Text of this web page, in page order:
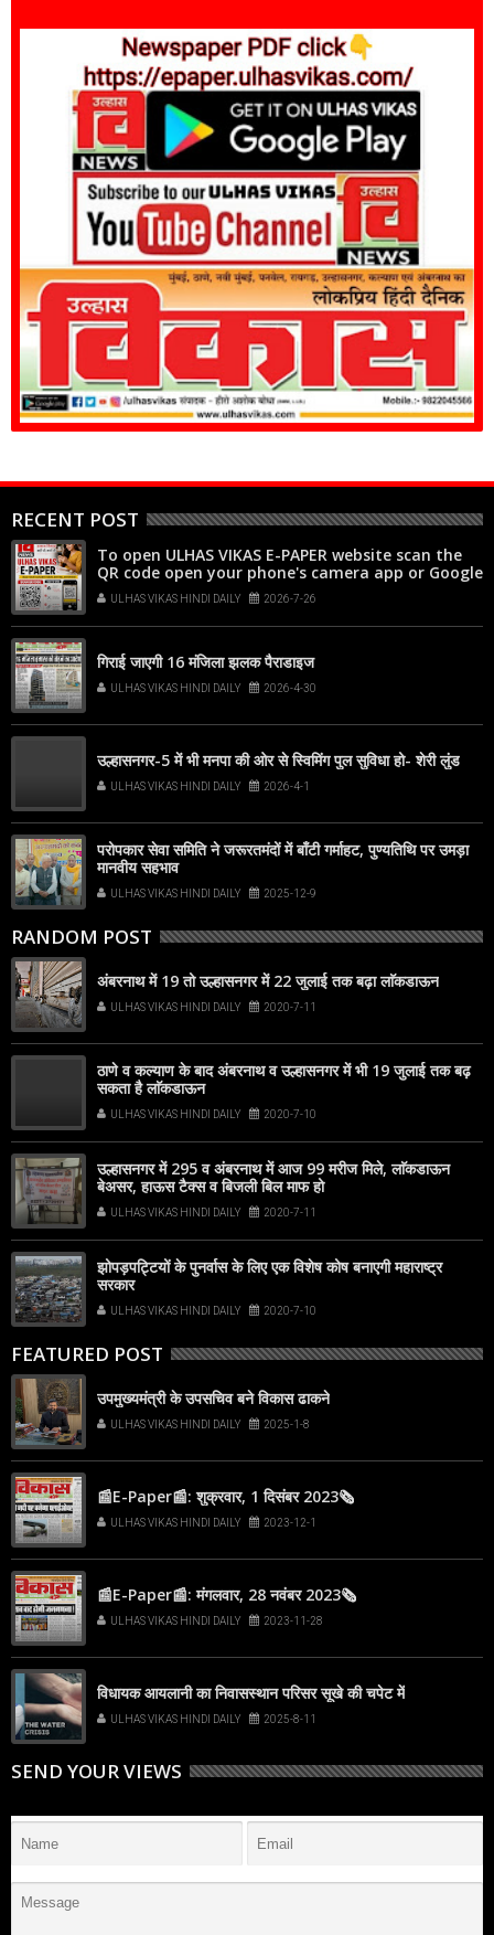
RECENT POST
To open ULHAS VIKAS E-PAPER website scan the
QR code open your phone's camera app or Google
Lens, point it at the code, and tap the web link
popup that appears on your screen
ULHAS VIKAS HINDI DAILY 2026-7-26
गिराई जाएगी 16 मंजिला झलक पैराडाइज
ULHAS VIKAS HINDI DAILY 2026-4-30
उल्हासनगर-5 में भी मनपा की ओर से स्विमिंग पुल सुविधा हो- शेरी लुंड
ULHAS VIKAS HINDI DAILY 2026-4-1
परोपकार सेवा समिति ने जरूरतमंदों में बाँटी गर्माहट, पुण्यतिथि पर उमड़ा
मानवीय सहभाव
ULHAS VIKAS HINDI DAILY 2025-12-9
RANDOM POST
अंबरनाथ में 19 तो उल्हासनगर में 22 जुलाई तक बढ़ा लाॅकडाऊन
ULHAS VIKAS HINDI DAILY 2020-7-11
ठाणे व कल्याण के बाद अंबरनाथ व उल्हासनगर में भी 19 जुलाई तक बढ़
सकता है लाॅकडाऊन
ULHAS VIKAS HINDI DAILY 2020-7-10
उल्हासनगर में 295 व अंबरनाथ में आज 99 मरीज मिले, लाॅकडाऊन
बेअसर, हाऊस टैक्स व बिजली बिल माफ हो
ULHAS VIKAS HINDI DAILY 2020-7-11
झोपड़पट्टियों के पुनर्वास के लिए एक विशेष कोष बनाएगी महाराष्ट्र
सरकार
ULHAS VIKAS HINDI DAILY 2020-7-10
FEATURED POST
उपमुख्यमंत्री के उपसचिव बने विकास ढाकने
ULHAS VIKAS HINDI DAILY 2025-1-8
📰E-Paper📰: शुक्रवार, 1 दिसंबर 2023🗞
ULHAS VIKAS HINDI DAILY 2023-12-1
📰E-Paper📰: मंगलवार, 28 नवंबर 2023🗞
ULHAS VIKAS HINDI DAILY 2023-11-28
विधायक आयलानी का निवासस्थान परिसर सूखे की चपेट में
ULHAS VIKAS HINDI DAILY 2025-8-11
SEND YOUR VIEWS